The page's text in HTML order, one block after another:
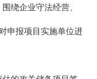
绕企业守法经营、
申报项目实施单位进